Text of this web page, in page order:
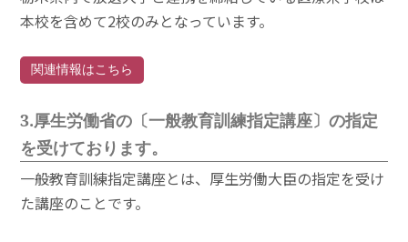
本校を含めて2校のみとなっています。
関連情報はこちら
3.厚生労働省の〔一般教育訓練指定講座〕の指定
を受けております。
一般教育訓練指定講座とは、厚生労働大臣の指定を受け
た講座のことです。